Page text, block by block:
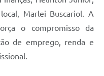
Marlei Buscariol. A
o compromisso da
de emprego, renda e